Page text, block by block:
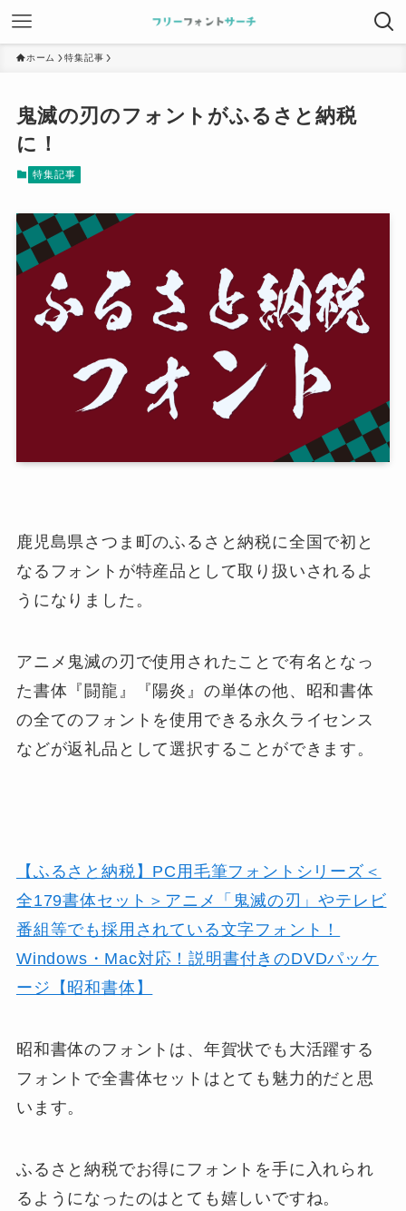
ホーム 特集記事
鬼滅の刃のフォントがふるさと納税
に！
特集記事
鹿児島県さつま町のふるさと納税に全国で初と
なるフォントが特産品として取り扱いされるよ
うになりました。
アニメ鬼滅の刃で使用されたことで有名となっ
た書体『闘龍』『陽炎』の単体の他、昭和書体
の全てのフォントを使用できる永久ライセンス
などが返礼品として選択することができます。
【ふるさと納税】PC用毛筆フォントシリーズ＜
全179書体セット＞アニメ「鬼滅の刃」やテレビ
番組等でも採用されている文字フォント！
Windows・Mac対応！説明書付きのDVDパッケ
ージ【昭和書体】
昭和書体のフォントは、年賀状でも大活躍する
フォントで全書体セットはとても魅力的だと思
います。
ふるさと納税でお得にフォントを手に入れられ
るようになったのはとても嬉しいですね。